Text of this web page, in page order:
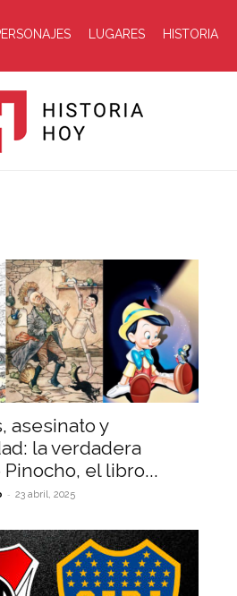
LUGARES HISTORIA
Hoy
asesinato y
la verdadera
el libro...
- 23 abril, 2025